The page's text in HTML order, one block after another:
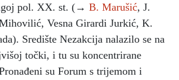
pol. XX. st. (→ B. Marušić, J.
Vesna Girardi Jurkić, K.
Središte Nezakcija nalazilo se na
točki, i tu su koncentrirane
su Forum s trijemom i